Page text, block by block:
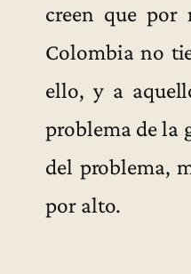
creen que por
Colombia no
ello, y a
problema de la
del problema,
por alto.